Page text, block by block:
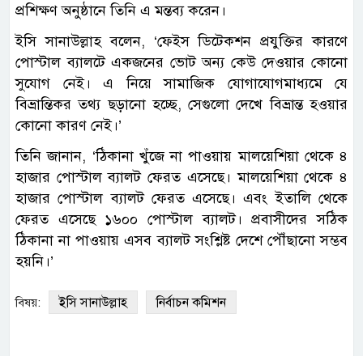
প্রশিক্ষণ অনুষ্ঠানে তিনি এ মন্তব্য করেন।
ইসি সানাউল্লাহ বলেন, ‘ফেইস ডিটেকশন প্রযুক্তির কারণে
পোস্টাল ব্যালটে একজনের ভোট অন্য কেউ দেওয়ার কোনো
সুযোগ নেই। এ নিয়ে সামাজিক যোগাযোগমাধ্যমে যে
বিভ্রান্তিকর তথ্য ছড়ানো হচ্ছে, সেগুলো দেখে বিভ্রান্ত হওয়ার
কোনো কারণ নেই।’
তিনি জানান, ‘ঠিকানা খুঁজে না পাওয়ায় মালয়েশিয়া থেকে ৪
হাজার পোস্টাল ব্যালট ফেরত এসেছে। মালয়েশিয়া থেকে ৪
হাজার পোস্টাল ব্যালট ফেরত এসেছে। এবং ইতালি থেকে
ফেরত এসেছে ১৬০০ পোস্টাল ব্যালট। প্রবাসীদের সঠিক
ঠিকানা না পাওয়ায় এসব ব্যালট সংশ্লিষ্ট দেশে পৌঁছানো সম্ভব
হয়নি।’
বিষয়: ইসি সানাউল্লাহ নির্বাচন কমিশন